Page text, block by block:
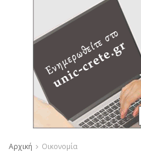
Αρχική Οικονομία